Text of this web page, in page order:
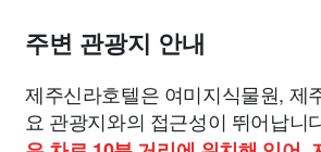
주변 관광지 안내
제주신라호텔은 여미지식물원, 제
요 관광지와의 접근성이 뛰어납니